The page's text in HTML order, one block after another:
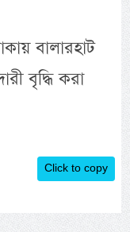
বালারহাট
বৃদ্ধি করা
Click to copy